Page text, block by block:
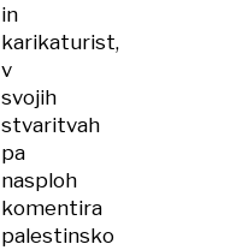
in
karikaturist,
v
svojih
stvaritvah
pa
nasploh
komentira
palestinsko